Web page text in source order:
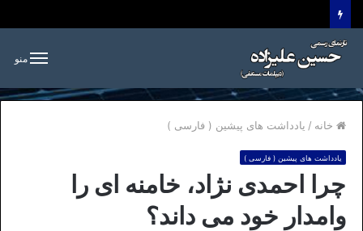
منو
خانه / یادداشت های پیشین ( فارسی )
یادداشت های پیشین ( فارسی )
چرا احمدی نژاد، خامنه ای را
وامدار خود می داند؟